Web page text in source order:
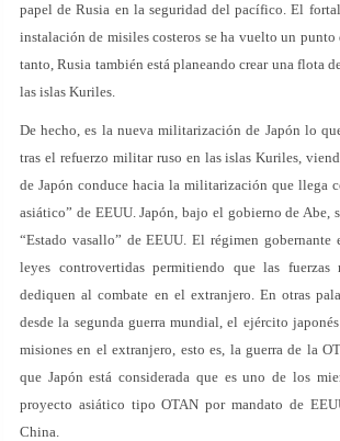
papel de Rusia en la seguridad del pacífico. El
instalación de misiles costeros se ha vuelto un
tanto, Rusia también está planeando crear una flota
las islas Kuriles.
De hecho, es la nueva militarización de Japón lo
tras el refuerzo militar ruso en las islas Kuriles,
de Japón conduce hacia la militarización que llega
asiático” de EEUU. Japón, bajo el gobierno de Abe,
“Estado vasallo” de EEUU. El régimen gobernante
leyes controvertidas permitiendo que las
dediquen al combate en el extranjero. En otras
desde la segunda guerra mundial, el ejército
misiones en el extranjero, esto es, la guerra de la
que Japón está considerada que es uno de los
proyecto asiático tipo OTAN por mandato de
China.